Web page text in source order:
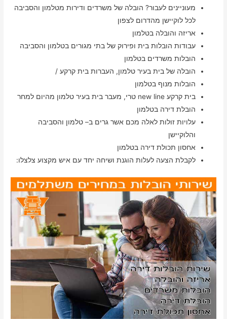
מעוניינים לעבור? הובלה של משרדים ודירות מטלמון והסביבה
לכל לוקיישן מהדרום לצפון
אריזה והובלה בטלמון
עבודות הובלות בית ופירוק של בתי מגורים בטלמון והסביבה
הובלות משרדים בטלמון
הובלה של בית בעיר טלמון, העברות בית קרקע /
הובלות מנוף בטלמון
בית קרקע new line טרי, מעבר בית בעיר טלמון מהיום למחר
הובלת דירה בטלמון
עלויות זולות לאלה מכם אשר גרים ב– טלמון והסביבה
והלוקיישן
אחסון תכולת דירה בטלמון
לקבלת הצעה לעלות הוגנת ושיחה יחד עם איש מקצוע צלצלו: